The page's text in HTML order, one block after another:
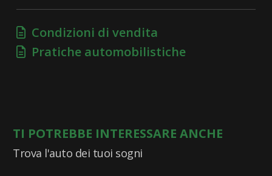
Condizioni di vendita
Pratiche automobilistiche
TI POTREBBE INTERESSARE ANCHE
Trova l'auto dei tuoi sogni